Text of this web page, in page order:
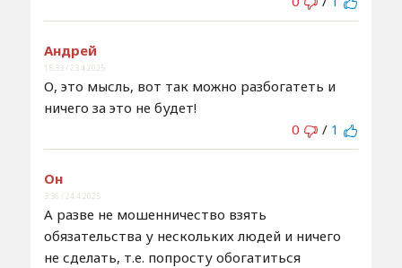
Андрей
15:33 / 23.4.2025
О, это мысль, вот так можно разбогатеть и
ничего за это не будет!
0
/ 1
Он
3:36 / 24.4.2025
А разве не мошенничество взять
обязательства у нескольких людей и ничего
не сделать, т.е. попросту обогатиться